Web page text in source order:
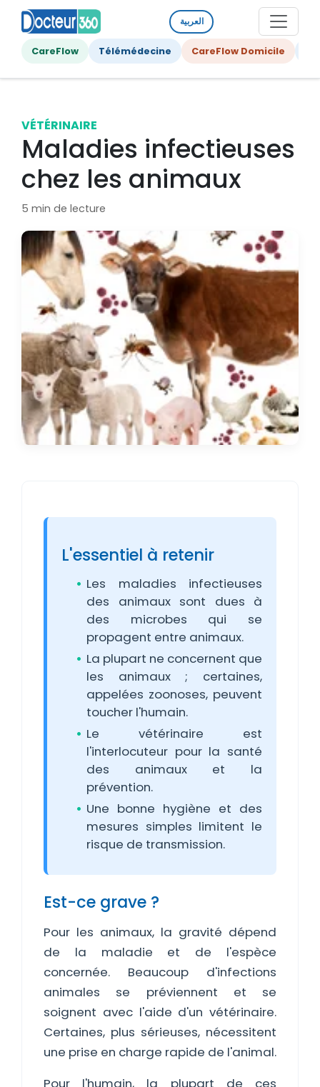
العربية
CareFlow Télémédecine CareFlow Domicile
VÉTÉRINAIRE
Maladies infectieuses
chez les animaux
5 min de lecture
L'essentiel à retenir
Les maladies infectieuses
des animaux sont dues à
des microbes qui se
propagent entre animaux.
La plupart ne concernent que
les animaux ; certaines,
appelées zoonoses, peuvent
toucher l'humain.
Le vétérinaire est
l'interlocuteur pour la santé
des animaux et la
prévention.
Une bonne hygiène et des
mesures simples limitent le
risque de transmission.
Est-ce grave ?
Pour les animaux, la gravité dépend
de la maladie et de l'espèce
concernée. Beaucoup d'infections
animales se préviennent et se
soignent avec l'aide d'un vétérinaire.
Certaines, plus sérieuses, nécessitent
une prise en charge rapide de l'animal.
Pour l'humain, la plupart de ces